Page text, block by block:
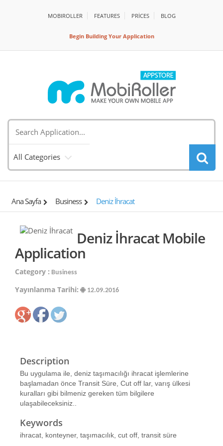
MOBIROLLER FEATURES PRİCES BLOG
Begin Building Your Application
All Categories
Ana Sayfa Business Deniz İhracat
Deniz İhracat Mobile
Application
Category : Business
Yayınlanma Tarihi: 12.09.2016
Description
Bu uygulama ile, deniz taşımacılığı ihracat işlemlerine
başlamadan önce Transit Süre, Cut off lar, varış ülkesi
kuralları gibi bilmeniz gereken tüm bilgilere
ulaşabileceksiniz..
Keywords
ihracat, konteyner, taşımacılık, cut off, transit süre